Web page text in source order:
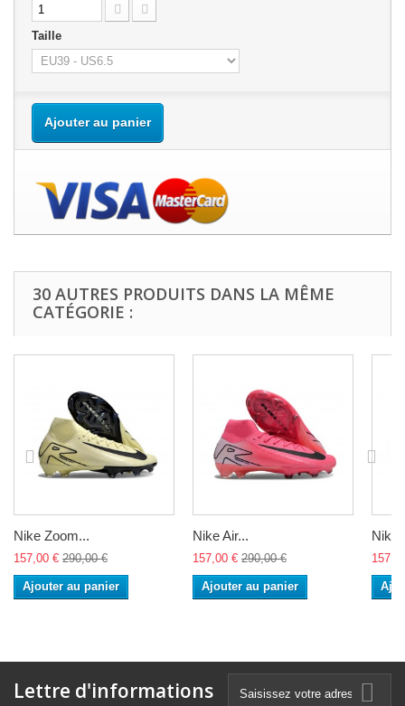
Taille
Ajouter au panier
30 AUTRES PRODUITS DANS LA MÊME
CATÉGORIE :
Nike Zoom...
157,00 € 290,00 €
Ajouter au panier
Nike Air...
157,00 € 290,00 €
Ajouter au panier
Nike
Lettre d'informations